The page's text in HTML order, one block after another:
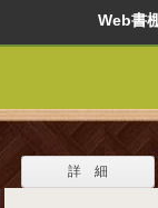
Web
詳 細